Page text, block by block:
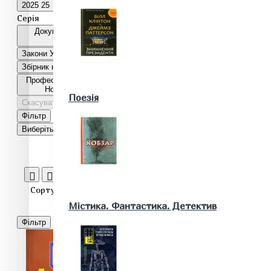
Математика. Природничі та інші науки
Біологія
Географія. Геологія
Поезія
Містика. Фантастика. Детектив
2025 25
Серія
Документаційне забезпечення
управління 1
Закони України
40
Збірник нормативних актів
Професійна бібліотека енергетика:
Нормативи та правила
Скасувати
Виберіть фільтри
Фільтр
Виберіть фільтри
Сортувати:
Фільтр